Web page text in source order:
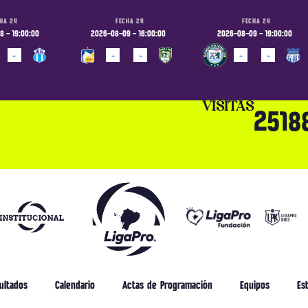
24
- 19:00:00
-
FECHA 24
2026-08-09 - 16:00:00
-
-
FECHA 24
2026-08-09 - 19:00:00
-
-
VISITAS
Calendario Actas de Programación Equipos